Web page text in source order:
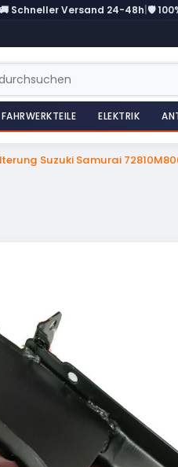
🚚 Schneller Versand 24-48h 🛡️
FAHRWERKTEILE ELEKTRIK
Suzuki Samurai